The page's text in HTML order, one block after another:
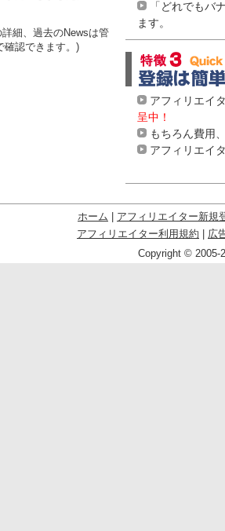
詳細、過去のNewsは管
確認できます。)
「どれでもバ
ます。
アフィリエイ
呈中！
もちろん費用
アフィリエイ
ホーム
アフィリエイター新規
アフィリエイター利用規約
広
Copyright © 2005-